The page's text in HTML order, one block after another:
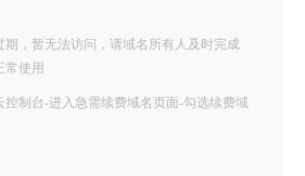
，暂无法访问，请域名所有人及时完成
常使用
制台-进入急需续费域名页面-勾选续费域